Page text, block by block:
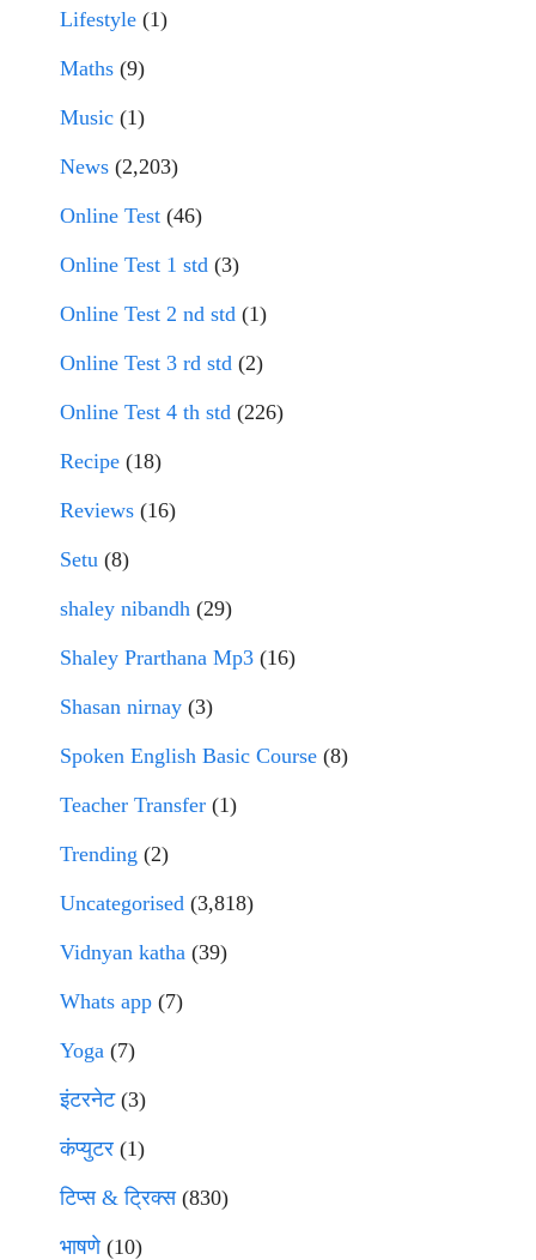
Lifestyle (1)
Maths (9)
Music (1)
News (2,203)
Online Test (46)
Online Test 1 std (3)
Online Test 2 nd std (1)
Online Test 3 rd std (2)
Online Test 4 th std (226)
Recipe (18)
Reviews (16)
Setu (8)
shaley nibandh (29)
Shaley Prarthana Mp3 (16)
Shasan nirnay (3)
Spoken English Basic Course (8)
Teacher Transfer (1)
Trending (2)
Uncategorised (3,818)
Vidnyan katha (39)
Whats app (7)
Yoga (7)
इंटरनेट(3)
कंप्युटर (1)
टिप्स & ट्रिक्स(830)
भाषणे(10)